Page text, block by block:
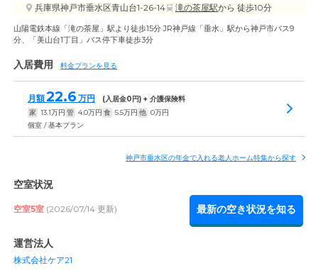
兵庫県神戸市垂水区青山台1-26-14 滝の茶屋駅から 徒歩10分
山陽電鉄本線「滝の茶屋」駅より徒歩15分 JR神戸線「垂水」駅から神戸市バス9
分、「美山台1丁目」バス停下車徒歩3分
入居費用 料金プランを見る
月額22.6 万円 (入居金0円) + 介護保険料
家 13.1万円 管 4.0万円 食 5.5万円 他 0万円
個室 / 基本プラン
神戸市垂水区の年金で入れる老人ホーム特集から探す
空室状況
空室5室 (2026/07/14 更新) 最新の空き状況を知る
運営法人
株式会社ケア21